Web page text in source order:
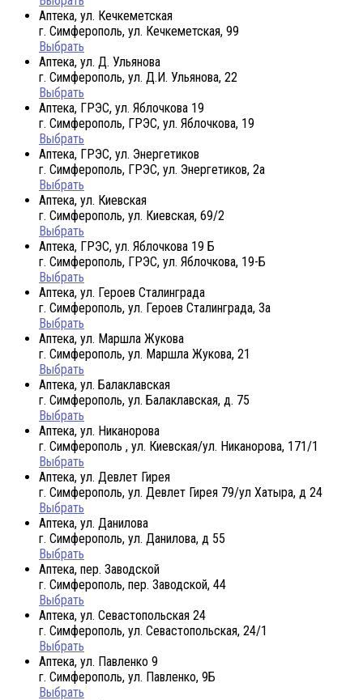
Аптека, ул. Кечкеметская
г. Симферополь, ул. Кечкеметская, 99
Выбрать
Аптека, ул. Д. Ульянова
г. Симферополь, ул. Д.И. Ульянова, 22
Выбрать
Аптека, ГРЭС, ул. Яблочкова 19
г. Симферополь, ГРЭС, ул. Яблочкова, 19
Выбрать
Аптека, ГРЭС, ул. Энергетиков
г. Симферополь, ГРЭС, ул. Энергетиков, 2а
Выбрать
Аптека, ул. Киевская
г. Симферополь, ул. Киевская, 69/2
Выбрать
Аптека, ГРЭС, ул. Яблочкова 19 Б
г. Симферополь, ГРЭС, ул. Яблочкова, 19-Б
Выбрать
Аптека, ул. Героев Сталинграда
г. Симферополь, ул. Героев Сталинграда, 3а
Выбрать
Аптека, ул. Маршла Жукова
г. Симферополь, ул. Маршла Жукова, 21
Выбрать
Аптека, ул. Балаклавская
г. Симферополь, ул. Балаклавская, д. 75
Выбрать
Аптека, ул. Никанорова
г. Симферополь , ул. Киевская/ул. Никанорова, 171/1
Выбрать
Аптека, ул. Девлет Гирея
г. Симферополь, ул. Девлет Гирея 79/ул Хатыра, д 24
Выбрать
Аптека, ул. Данилова
г. Симферополь, ул. Данилова, д 55
Выбрать
Аптека, пер. Заводской
г. Симферополь, пер. Заводской, 44
Выбрать
Аптека, ул. Севастопольская 24
г. Симферополь, ул. Севастопольская, 24/1
Выбрать
Аптека, ул. Павленко 9
г. Симферополь, ул. Павленко, 9Б
Выбрать